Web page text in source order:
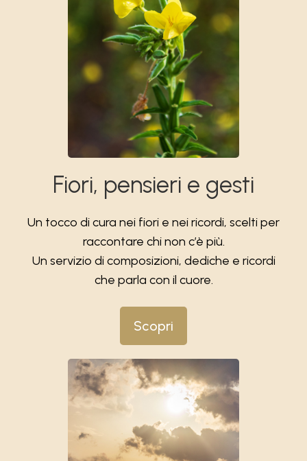
Fiori, pensieri e gesti
Un tocco di cura nei fiori e nei ricordi, scelti per
raccontare chi non c’è più.
Un servizio di composizioni, dediche e ricordi
che parla con il cuore.
Scopri